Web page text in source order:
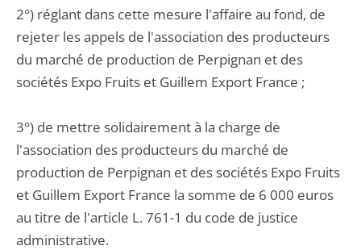
2°) réglant dans cette mesure l'affaire au fond, de
rejeter les appels de l'association des producteurs
du marché de production de Perpignan et des
sociétés Expo Fruits et Guillem Export France ;
3°) de mettre solidairement à la charge de
l'association des producteurs du marché de
production de Perpignan et des sociétés Expo Fruits
et Guillem Export France la somme de 6 000 euros
au titre de l'article L. 761-1 du code de justice
administrative.